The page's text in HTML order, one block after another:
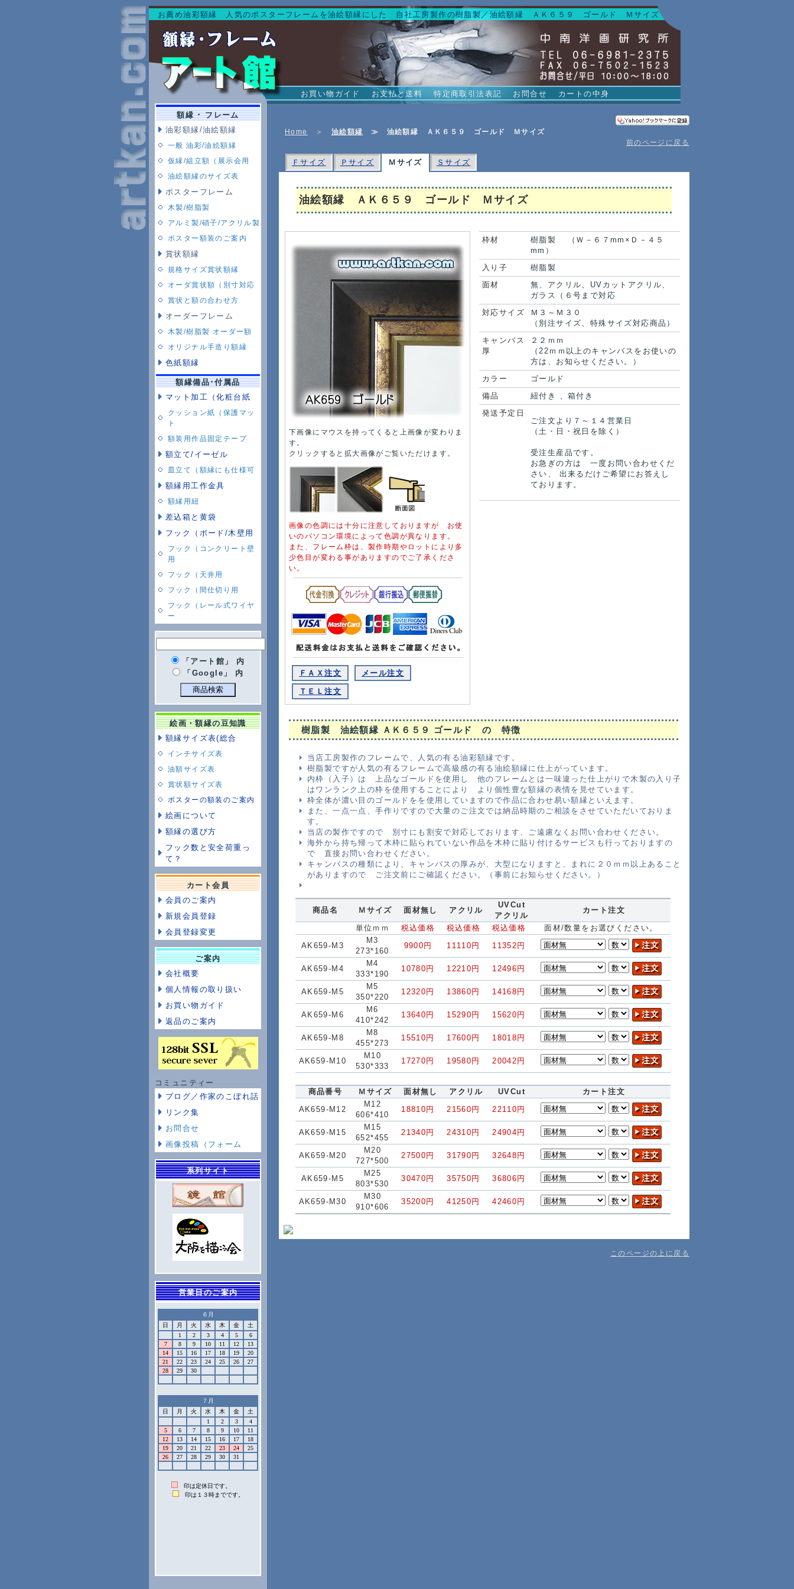
お薦め油彩額縁 人気のポスターフレームを油絵額縁にした 自社工房製作の樹脂製／油絵額縁 ＡＫ６５９ ゴールド Ｍサイズ
お買い物ガイド お支払と送料 特定商取引法表記 お問合せ カートの中身
Home ＞ 油絵額縁 ≫ 油絵額縁 ＡＫ６５９ ゴールド Ｍサイズ
前のページに戻る
Ｆサイズ Ｐサイズ Ｍサイズ Ｓサイズ
油絵額縁 ＡＫ６５９ ゴールド Ｍサイズ
下画像にマウスを持ってくると上画像が変わりま
す。
クリックすると拡大画像がご覧いただけます。
画像の色調には十分に注意しておりますが お使
いのパソコン環境によって色調が異なります。
また、フレーム枠は、製作時期やロットにより多
少色目が変わる事がありますのでご了承くださ
い。
ＦＡＸ注文 メール注文
ＴＥＬ注文
枠材
樹脂製 （Ｗ－６７mm×Ｄ－４５
mm）
入り子 樹脂製
面材
無、アクリル、UVカットアクリル、
ガラス（６号まで対応
対応サイズ
Ｍ３～Ｍ３０
（別注サイズ、特殊サイズ対応商品）
キャンバス
厚
２２ｍｍ
（22ｍｍ以上のキャンバスをお使いの
方は、お知らせください。）
カラー ゴールド
備品 紐付き 、箱付き
発送予定日
ご注文より７～１４営業日
（土・日・祝日を除く）
受注生産品です。
お急ぎの方は 一度お問い合わせくだ
さい、 出来るだけご希望にお答えし
ております。
樹脂製 油絵額縁 ＡＫ６５９ ゴールド の 特徴
当店工房製作のフレームで、人気の有る油彩額縁です。
樹脂製ですが人気の有るフレームで高級感の有る油絵額縁に仕上がっています。
内枠（入子）は 上品なゴールドを使用し 他のフレームとは一味違った仕上がりで木製の入り子
はワンランク上の枠を使用することにより より個性豊な額縁の表情を見せています。
枠全体が濃い目のゴールドをを使用していますので作品に合わせ易い額縁といえます。
また、一点一点、手作りですので大量のご注文では納品時期のご相談をさせていただいておりま
す。
当店の製作ですので 別寸にも割安で対応しております、ご遠慮なくお問い合わせください。
海外から持ち帰って木枠に貼られていない作品を木枠に貼り付けるサービスも行っておりますの
で 直接お問い合わせください。
キャンバスの種類により、キャンバスの厚みが、大型になりますと、まれに２０ｍｍ以上あること
がありますので ご注文前にご確認ください。（事前にお知らせください。）
商品名 Ｍサイズ 面材無し アクリル
UVCut
アクリル
カート注文
単位ｍｍ 税込価格 税込価格 税込価格 面材/数量をお選びください。
AK659-M3
M3
273*160
9900円 11110円 11352円
AK659-M4
M4
333*190
10780円 12210円 12496円
AK659-M5
M5
350*220
12320円 13860円 14168円
AK659-M6
M6
410*242
13640円 15290円 15620円
AK659-M8
M8
455*273
15510円 17600円 18018円
AK659-M10
M10
530*333
17270円 19580円 20042円
商品番号 Ｍサイズ 面材無し アクリル UVCut カート注文
AK659-M12
M12
606*410
18810円 21560円 22110円
AK659-M15
M15
652*455
21340円 24310円 24904円
AK659-M20
M20
727*500
27500円 31790円 32648円
AK659-M5
M25
803*530
30470円 35750円 36806円
AK659-M30
M30
910*606
35200円 41250円 42460円
このページの上に戻る
額縁 ･ フレーム
油彩額縁/油絵額縁
一般 油彩/油絵額縁
仮縁/組立額（展示会用
油絵額縁のサイズ表
ポスターフレーム
木製/樹脂製
アルミ製/硝子/アクリル製
ポスター額装のご案内
賞状額縁
規格サイズ賞状額縁
オーダ賞状額（別寸対応
賞状と額の合わせ方
オーダーフレーム
木製/樹脂製 オーダー額
オリジナル手造り額縁
色紙額縁
額縁備品･付属品
マット加工（化粧台紙
クッション紙（保護マッ
ト
額装用作品固定テープ
額立て/イーゼル
皿立て（額縁にも仕様可
額縁用工作金具
額縁用紐
差込箱と黄袋
フック（ボード/木壁用
フック（コンクリート壁
用
フック（天井用
フック（間仕切り用
フック（レール式ワイヤ
ー
「アート館」 内
「Google」 内
絵画・額縁の豆知識
額縁サイズ表(総合
インチサイズ表
油額サイズ表
賞状額サイズ表
ポスターの額装のご案内
絵画について
額縁の選び方
フック数と安全荷重っ
て？
カート会員
会員のご案内
新規会員登録
会員登録変更
ご案内
会社概要
個人情報の取り扱い
お買い物ガイド
返品のご案内
コミュニティー
ブログ／作家のこぼれ話
リンク集
お問合せ
画像投稿（フォーム
系列サイト
営業日のご案内